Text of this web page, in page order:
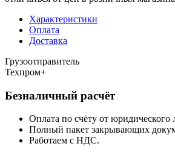
Характеристики
Оплата
Доставка
Грузоотправитель
Техпром+
Безналичный расчёт
Оплата по счёту от
Полный пакет закрывающих
Работаем с НДС.